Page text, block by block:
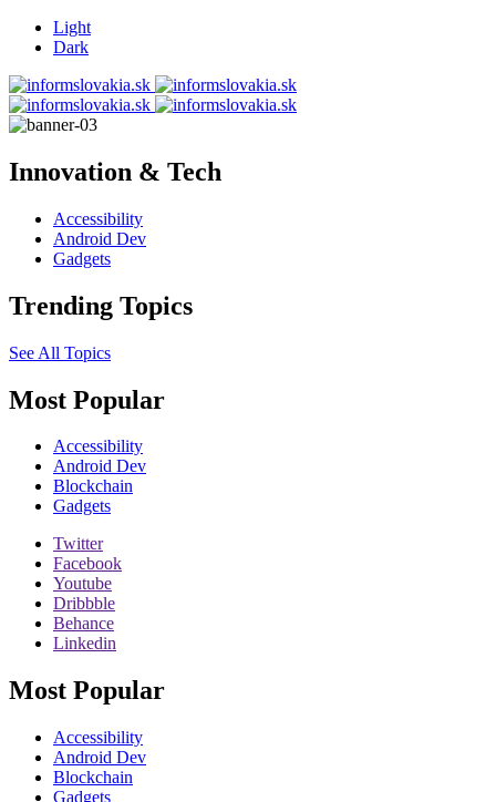
Light
Dark
Innovation & Tech
Accessibility
Android Dev
Gadgets
Trending Topics
See All Topics
Most Popular
Accessibility
Android Dev
Blockchain
Gadgets
Twitter
Facebook
Youtube
Dribbble
Behance
Linkedin
Most Popular
Accessibility
Android Dev
Blockchain
Gadgets